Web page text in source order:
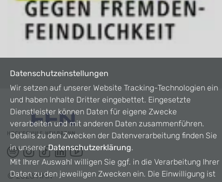
©2026HHN
Datenschutzeinstellungen
Wir setzen auf unserer Website Tracking-Technologien ein
und haben Inhalte Dritter eingebettet. Eingesetzte
Dienstleister können Daten für eigene Zwecke
verarbeiten und mit anderen Daten zusammenführen.
Details zu den Zwecken der Datenverarbeitung finden Sie
in unsererDatenschutzerklärung.
Mit Ihrer Auswahl willigen Sie ggf. in die Verarbeitung Ihrer
Daten zu den jeweiligen Zwecken ein. Die Einwilligung ist